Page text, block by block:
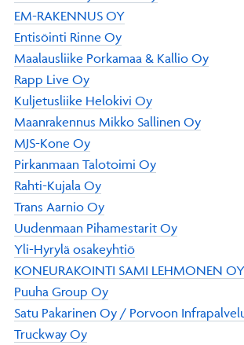
EM-RAKENNUS OY
Entisöinti Rinne Oy
Maalausliike Porkamaa & Kallio Oy
Rapp Live Oy
Kuljetusliike Helokivi Oy
Maanrakennus Mikko Sallinen Oy
MJS-Kone Oy
Pirkanmaan Talotoimi Oy
Rahti-Kujala Oy
Trans Aarnio Oy
Uudenmaan Pihamestarit Oy
Yli-Hyrylä osakeyhtiö
KONEURAKOINTI SAMI LEHMONEN OY
Puuha Group Oy
Satu Pakarinen Oy / Porvoon
Truckway Oy